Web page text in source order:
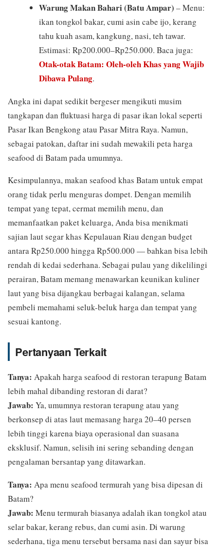
Warung Makan Bahari (Batu Ampar) – Menu:
ikan tongkol bakar, cumi asin cabe ijo, kerang
tahu kuah asam, kangkung, nasi, teh tawar.
Estimasi: Rp200.000–Rp250.000. Baca juga:
Otak-otak Batam: Oleh-oleh Khas yang Wajib
Dibawa Pulang.
Angka ini dapat sedikit bergeser mengikuti musim
tangkapan dan fluktuasi harga di pasar ikan lokal seperti
Pasar Ikan Bengkong atau Pasar Mitra Raya. Namun,
sebagai patokan, daftar ini sudah mewakili peta harga
seafood di Batam pada umumnya.
Kesimpulannya, makan seafood khas Batam untuk empat
orang tidak perlu menguras dompet. Dengan memilih
tempat yang tepat, cermat memilih menu, dan
memanfaatkan paket keluarga, Anda bisa menikmati
sajian laut segar khas Kepulauan Riau dengan budget
antara Rp250.000 hingga Rp500.000 — bahkan bisa lebih
rendah di kedai sederhana. Sebagai pulau yang dikelilingi
perairan, Batam memang menawarkan keunikan kuliner
laut yang bisa dijangkau berbagai kalangan, selama
pembeli memahami seluk-beluk harga dan tempat yang
sesuai kantong.
Pertanyaan Terkait
Tanya: Apakah harga seafood di restoran terapung Batam
lebih mahal dibanding restoran di darat?
Jawab: Ya, umumnya restoran terapung atau yang
berkonsep di atas laut memasang harga 20–40 persen
lebih tinggi karena biaya operasional dan suasana
eksklusif. Namun, selisih ini sering sebanding dengan
pengalaman bersantap yang ditawarkan.
Tanya: Apa menu seafood termurah yang bisa dipesan di
Batam?
Jawab: Menu termurah biasanya adalah ikan tongkol atau
selar bakar, kerang rebus, dan cumi asin. Di warung
sederhana, tiga menu tersebut bersama nasi dan sayur bisa